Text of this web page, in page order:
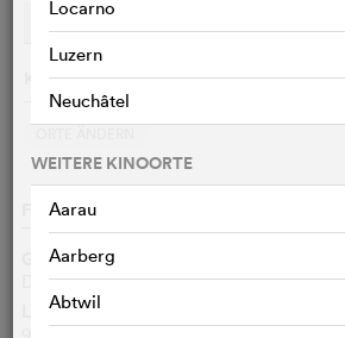
Keine Vorführungen am 06.08.2026
Locarno
Luzern
Neuchâtel
WEITERE KINOORTE
Aarau
Aarberg
Abtwil
FILMDATEN
Genre
Drama
Länge